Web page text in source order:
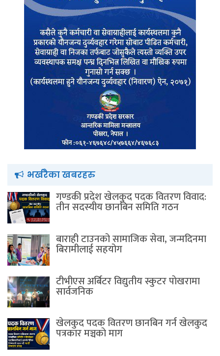
भर्खरैका खबरहरु
गण्डकी प्रदेश खेलकुद पदक वितरण विवाद:
तीन सदस्यीय छानबिन समिति गठन
बाराही टाउनको सामाजिक सेवा, जन्मदिनमा
बिरामीलाई सहयोग
टीभीएस अर्बिटर विद्युतीय स्कुटर पाेखरामा
सार्वजनिक
खेलकुद पदक वितरण छानबिन गर्न खेलकुद
पत्रकार मञ्चकाे माग